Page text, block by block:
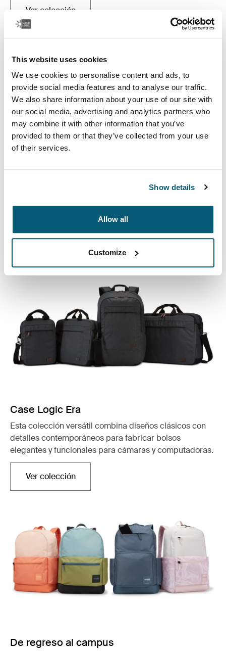
This website uses cookies
We use cookies to personalise content and ads, to
provide social media features and to analyse our traffic.
We also share information about your use of our site with
our social media, advertising and analytics partners who
may combine it with other information that you’ve
provided to them or that they’ve collected from your use
of their services.
Show details
Allow all
Customize
Ver colección
Una colección moderna de bolsos para drones y
cámaras que transportan fácilmente tu equipo
fotográfico y otros accesorios.
Se abre en una nueva pestaña
Case Logic Era
Esta colección versátil combina diseños clásicos con
detalles contemporáneos para fabricar bolsos
elegantes y funcionales para cámaras y computadoras.
Ver colecciónSe abre en una nueva pestaña
De regreso al campus